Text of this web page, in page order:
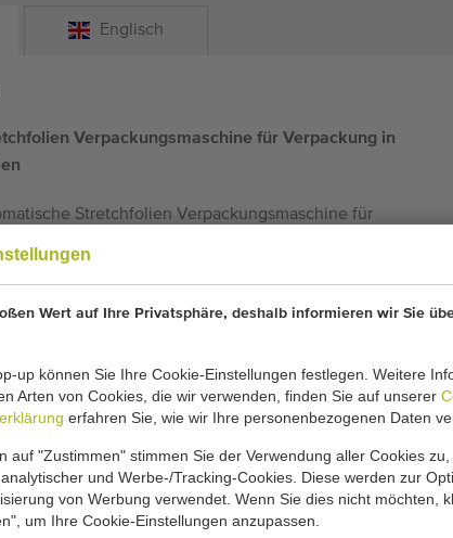
Wert auf Ihre Privatsphäre, deshalb informieren wir Sie
up können Sie Ihre Cookie-Einstellungen festlegen. Weitere
Arten von Cookies, die wir verwenden, finden Sie auf unserer
erfahren Sie, wie wir Ihre personenbezogenen Daten
auf "Zustimmen" stimmen Sie der Verwendung aller Cookies
und Werbe-/Tracking-Cookies. Diese werden zur
von Werbung verwendet. Wenn Sie dies nicht möchten,
um Ihre Cookie-Einstellungen anzupassen.
Englisch
Verpackungsmaschine für Verpackung in
Stretchfolien Verpackungsmaschine für
Schalen.
geprüft durch Ulma Mechanieker.
speziell zum Verpacken von Schalen in
entwickelt (Fleisch, Geflügel, Fisch,
der Verpackungen: